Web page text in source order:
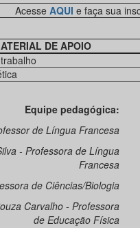
Acesse AQUI e faça sua
DE APOIO
Equipe pedagógica:
de Língua Francesa
- Professora de Língua
Francesa
de Ciências/Biologia
Carvalho - Professora
de Educação Física